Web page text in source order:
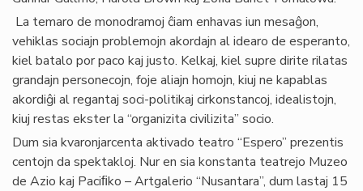
La temaro de monodramoj ĉiam enhavas iun mesaĝon,
vehiklas sociajn problemojn akordajn al idearo de esperanto,
kiel batalo por paco kaj justo. Kelkaj, kiel supre dirite rilatas
grandajn personecojn, foje aliajn homojn, kiuj ne kapablas
akordiĝi al regantaj soci-politikaj cirkonstancoj, idealistojn,
kiuj restas ekster la “organizita civilizita” socio.
Dum sia kvaronjarcenta aktivado teatro “Espero” prezentis
centojn da spektakloj. Nur en sia konstanta teatrejo Muzeo
de Azio kaj Paciﬁko – Artgalerio “Nusantara”, dum lastaj 15